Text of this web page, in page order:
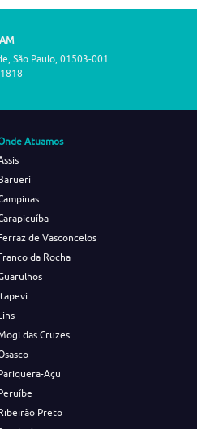
São Paulo, 01503-001
Atuamos
de Vasconcelos
da Rocha
das Cruzes
Açu
Preto